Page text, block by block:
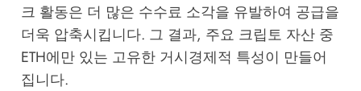
크 활동은 더 많은 수수료 소각을 유발하여 공급을
더욱 압축시킵니다. 그 결과, 주요 크립토 자산 중
ETH에만 있는 고유한 거시경제적 특성이 만들어
집니다.